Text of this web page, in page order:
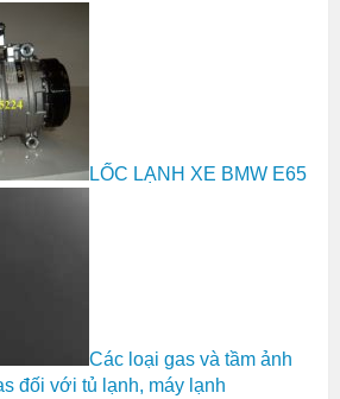
LỐC LẠNH XE BMW E65
Các loại gas và tầm ảnh
đối với tủ lạnh, máy lạnh